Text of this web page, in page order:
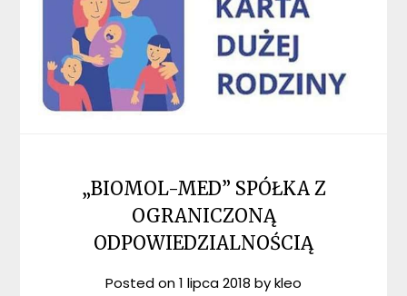
„BIOMOL-MED” SPÓŁKA Z
OGRANICZONĄ
ODPOWIEDZIALNOŚCIĄ
Posted on1 lipca 2018 bykleo